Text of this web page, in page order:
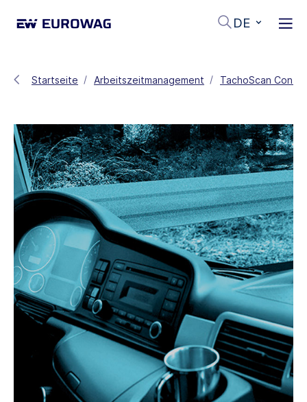
DE
Startseite Arbeitszeitmanagement TachoScan